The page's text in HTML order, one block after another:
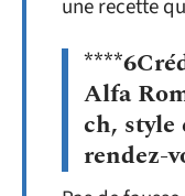
une recette
Alfa
ch, style
rendez-